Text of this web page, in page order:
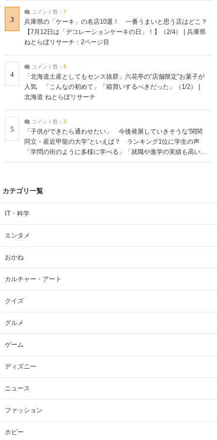
3
コメント数： 7
兵庫県の「ケーキ」の名店10選！ 一番うまいと思う店はどこ？
【7月12日は「デコレーションケーキの日」！】（2/4） | 兵庫県
ねとらぼリサーチ：2ページ目
4
コメント数： 5
「北海道土産としてもセンス抜群」六花亭の“店舗限定”お菓子が
人気 「こんなの初めて」「箱買いするべきだった」（1/2） |
北海道 ねとらぼリサーチ
5
コメント数： 3
「子供ができたら通わせたい」 今後発展していきそうな“関関
同立・産近甲龍の大学”といえば？ ランキング1位に学生の声
「学問の街のように多様に学べる」「就職や進学の実績も高い」
| 大学 ねとらぼリサーチ
カテゴリ一覧
IT・科学
エンタメ
おかね
カルチャー・アート
クイズ
グルメ
ゲーム
ディズニー
ニュース
ファッション
ホビー